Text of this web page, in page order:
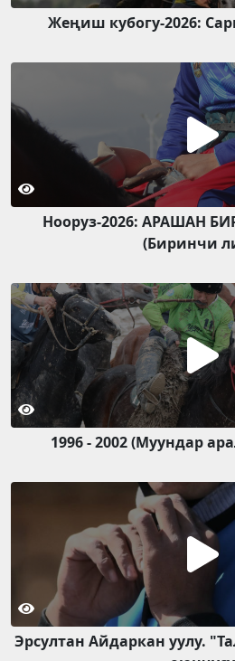
Жеңиш кубогу-2026:
Нооруз-2026: АРАШАН
(Биринчи
1996 - 2002 (Муундар
Эрсултан Айдаркан уулу.